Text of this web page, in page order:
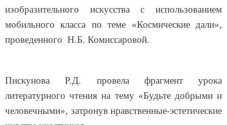
изобразительного искусства с использованием
мобильного класса по теме «Космические дали»,
проведенного Н.Б. Комиссаровой.
Пискунова Р.Д. провела фрагмент урока
литературного чтения на тему «Будьте добрыми и
человечными», затронув нравственные-эстетические